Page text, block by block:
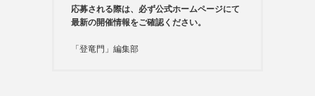
応募される際は、必ず公式ホームページにて
最新の開催情報をご確認ください。
「登竜門」編集部